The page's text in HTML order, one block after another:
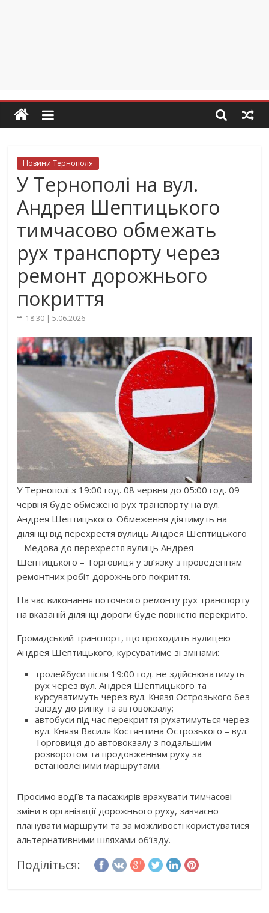
Новини Тернополя
У Тернополі на вул.
Андрея Шептицького
тимчасово обмежать
рух транспорту через
ремонт дорожнього
покриття
18:30 | 5.06.2026
У Тернополі з 19:00 год. 08 червня до 05:00 год. 09
червня буде обмежено рух транспорту на вул.
Андрея Шептицького. Обмеження діятимуть на
ділянці від перехрестя вулиць Андрея Шептицького
– Медова до перехрестя вулиць Андрея
Шептицького – Торговиця у зв’язку з проведенням
ремонтних робіт дорожнього покриття.
На час виконання поточного ремонту рух транспорту
на вказаній ділянці дороги буде повністю перекрито.
Громадський транспорт, що проходить вулицею
Андрея Шептицького, курсуватиме зі змінами:
тролейбуси після 19:00 год. не здійснюватимуть
рух через вул. Андрея Шептицького та
курсуватимуть через вул. Князя Острозького без
заїзду до ринку та автовокзалу;
автобуси під час перекриття рухатимуться через
вул. Князя Василя Костянтина Острозького – вул.
Торговиця до автовокзалу з подальшим
розворотом та продовженням руху за
встановленими маршрутами.
Просимо водіїв та пасажирів врахувати тимчасові
зміни в організації дорожнього руху, завчасно
планувати маршрути та за можливості користуватися
альтернативними шляхами об’їзду.
Поділіться: